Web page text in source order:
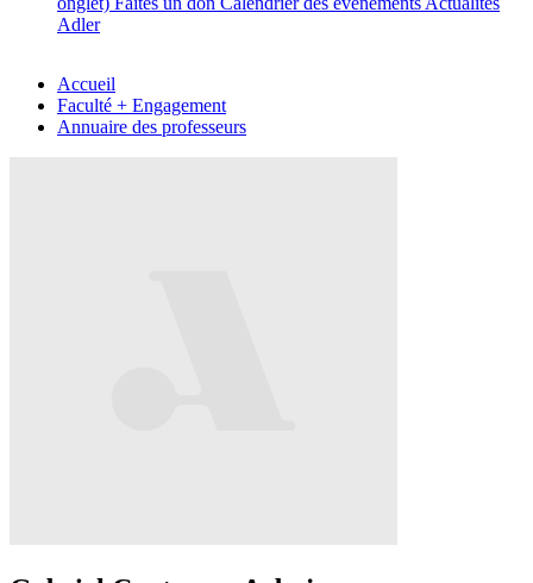
Adler
Accueil
Faculté + Engagement
Annuaire des professeurs